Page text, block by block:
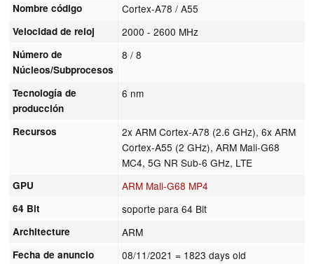
Nombre código Cortex-A78 / A55
Velocidad de reloj 2000 - 2600 MHz
Número de
Núcleos/Subprocesos
8 / 8
Tecnología de
producción
6 nm
Recursos
2x ARM Cortex-A78 (2.6 GHz), 6x ARM
Cortex-A55 (2 GHz), ARM Mali-G68
MC4, 5G NR Sub-6 GHz, LTE
GPU ARM Mali-G68 MP4
64 Bit soporte para 64 Bit
Architecture ARM
Fecha de anuncio 08/11/2021 = 1823 days old